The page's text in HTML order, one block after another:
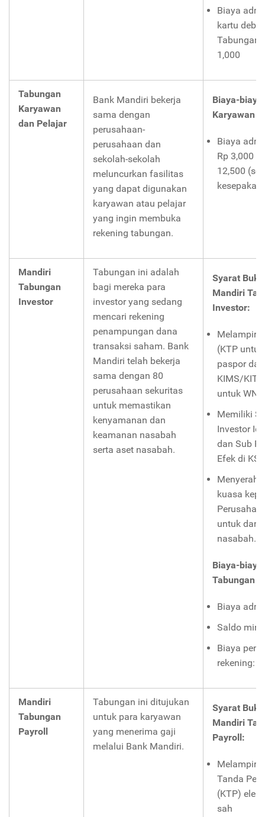
Biaya
kartu debit
1,000
Tabungan
Karyawan
dan Pelajar
Bank Mandiri bekerja
sama dengan
perusahaan-
perusahaan dan
sekolah-sekolah
meluncurkan fasilitas
yang dapat digunakan
karyawan atau pelajar
yang ingin membuka
rekening tabungan.
Biaya-
Karyawan
Biaya
Rp 3,000
12,500
Mandiri
Tabungan
Investor
Tabungan ini adalah
bagi mereka para
investor yang sedang
mencari rekening
penampungan dana
transaksi saham. Bank
Mandiri telah bekerja
sama dengan 80
perusahaan sekuritas
untuk memastikan
kenyamanan dan
keamanan nasabah
serta aset nasabah.
Syarat
Mandiri
Investor:
(KTP untuk
paspor dan
KIMS/
untuk
Memiliki
Investor
dan Sub
Efek di
kuasa
untuk dan
nasabah.
Biaya-
Tabungan
Biaya
Saldo
Biaya
rekening: -
Mandiri
Tabungan
Payroll
Tabungan ini ditujukan
untuk para karyawan
yang menerima gaji
melalui Bank Mandiri.
Syarat
Mandiri
Payroll:
Tanda
(KTP)
sah